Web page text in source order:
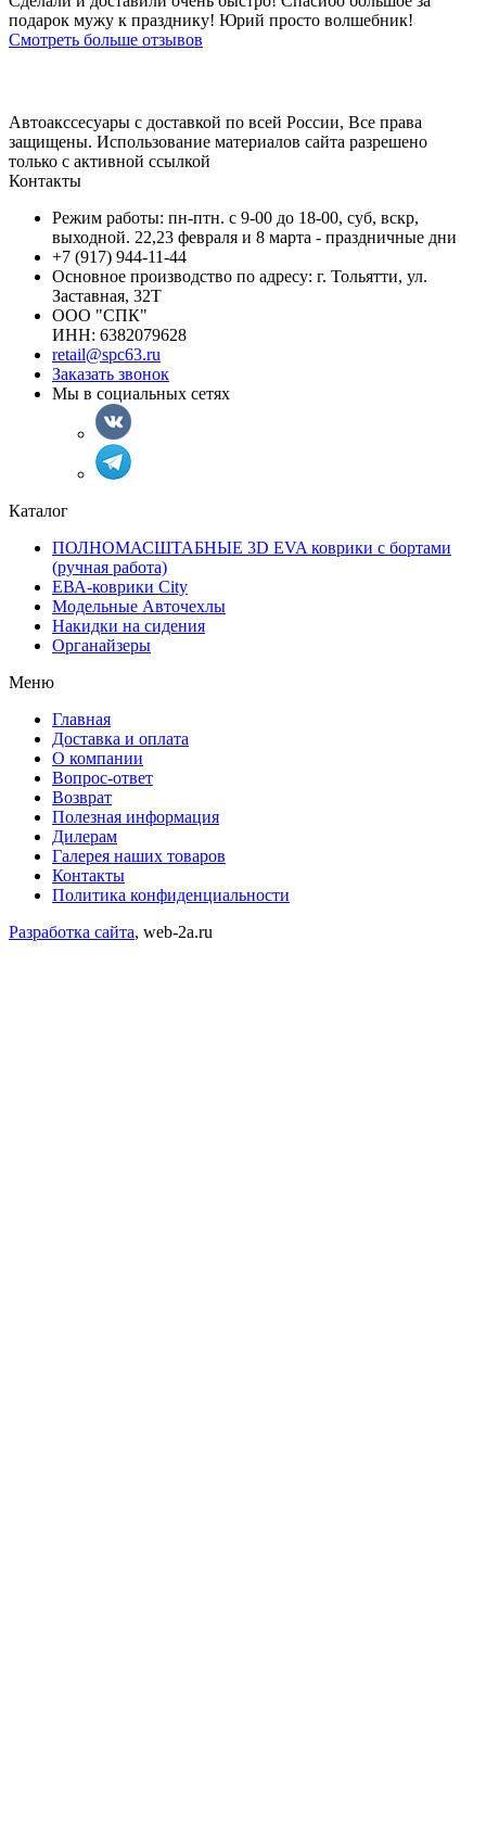
подарок мужу к празднику! Юрий просто волшебник!
Смотреть больше отзывов
Автоакссесуары с доставкой по всей России, Все права
защищены. Использование материалов сайта разрешено
только с активной ссылкой
Контакты
Режим работы: пн-птн. с 9-00 до 18-00, суб, вскр,
выходной. 22,23 февраля и 8 марта - праздничные дни
+7 (917) 944-11-44
Основное производство по адресу: г. Тольятти, ул.
Заставная, 32Т
ООО "СПК"
ИНН: 6382079628
retail@spc63.ru
Заказать звонок
Мы в социальных сетях
Каталог
ПОЛНОМАСШТАБНЫЕ 3D EVA коврики с бортами
(ручная работа)
ЕВА-коврики City
Модельные Авточехлы
Накидки на сидения
Органайзеры
Меню
Главная
Доставка и оплата
О компании
Вопрос-ответ
Возврат
Полезная информация
Дилерам
Галерея наших товаров
Контакты
Политика конфиденциальности
Разработка сайта, web-2a.ru